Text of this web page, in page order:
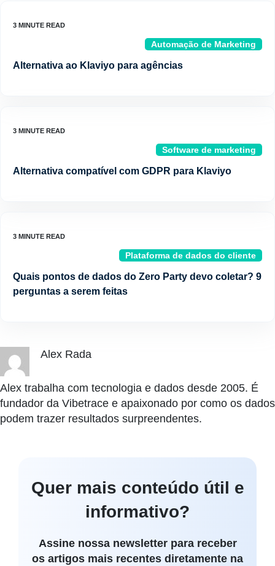
Automação de Marketing
Alternativa ao Klaviyo para agências
Software de marketing
Alternativa compatível com GDPR para Klaviyo
Plataforma de dados do cliente
Quais pontos de dados do Zero Party devo coletar? 9
perguntas a serem feitas
Alex Rada
Alex trabalha com tecnologia e dados desde 2005. É
fundador da Vibetrace e apaixonado por como os dados
podem trazer resultados surpreendentes.
Quer mais conteúdo útil e
informativo?
Assine nossa newsletter para receber
os artigos mais recentes diretamente na